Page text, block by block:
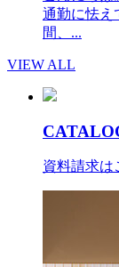
通勤に怯え
間、...
VIEW ALL
資料請求は